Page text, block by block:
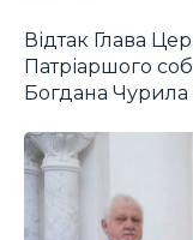
Відтак Глава
Патріаршого
Богдана Чурила